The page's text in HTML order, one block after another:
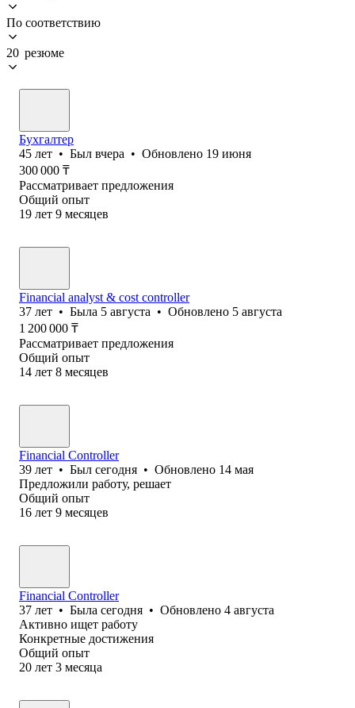
По соответствию
20 резюме
Бухгалтер
45 лет • Был вчера • Обновлено 19 июня
300 000 ₸
Рассматривает предложения
Общий опыт
19 лет 9 месяцев
Financial analyst & cost controller
37 лет • Была 5 августа • Обновлено 5 августа
1 200 000 ₸
Рассматривает предложения
Общий опыт
14 лет 8 месяцев
Financial Controller
39 лет • Был сегодня • Обновлено 14 мая
Предложили работу, решает
Общий опыт
16 лет 9 месяцев
Financial Controller
37 лет • Была сегодня • Обновлено 4 августа
Активно ищет работу
Конкретные достижения
Общий опыт
20 лет 3 месяца